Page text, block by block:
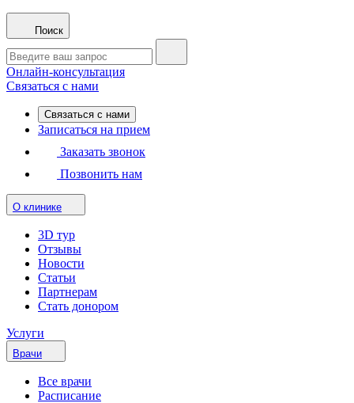
Поиск
Онлайн-консультация
Связаться с нами
Связаться с нами
Записаться на прием
Заказать звонок
Позвонить нам
О клинике
3D тур
Отзывы
Новости
Статьи
Партнерам
Стать донором
Услуги
Врачи
Все врачи
Расписание